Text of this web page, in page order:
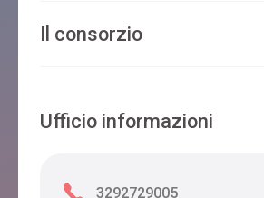
Il consorzio
Ufficio informazioni
3292729005